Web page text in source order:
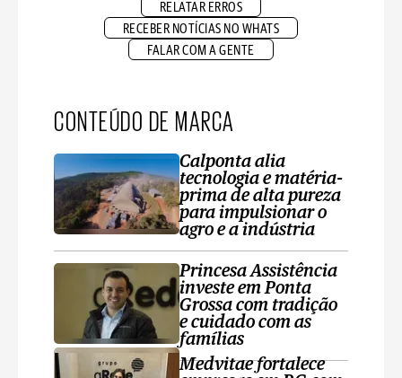
RELATAR ERROS
RECEBER NOTÍCIAS NO WHATS
FALAR COM A GENTE
CONTEÚDO DE MARCA
Calponta alia
tecnologia e matéria-
prima de alta pureza
para impulsionar o
agro e a indústria
Princesa Assistência
investe em Ponta
Grossa com tradição
e cuidado com as
famílias
Medvitae fortalece